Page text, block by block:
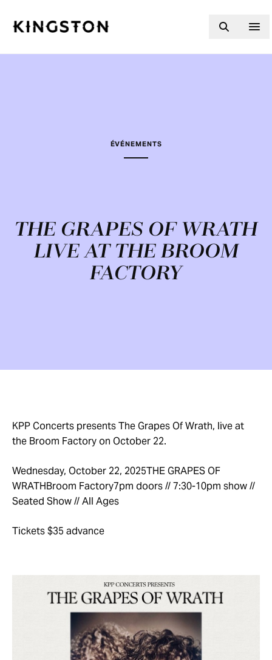
ÉVÉNEMENTS
THE GRAPES OF WRATH
LIVE AT THE BROOM
FACTORY
KPP Concerts presents The Grapes Of Wrath, live at
the Broom Factory on October 22.
Wednesday, October 22, 2025THE GRAPES OF
WRATHBroom Factory7pm doors // 7:30-10pm show //
Seated Show // All Ages
Tickets $35 advance